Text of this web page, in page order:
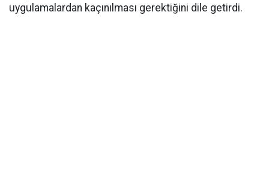
uygulamalardan kaçınılması gerektiğini dile getirdi.